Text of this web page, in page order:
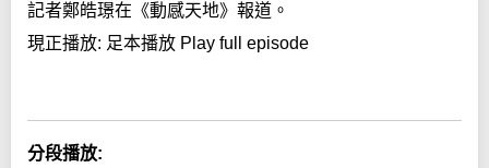
記者鄭皓璟在《動感天地》報道。
現正播放: 足本播放 Play full episode
分段播放: